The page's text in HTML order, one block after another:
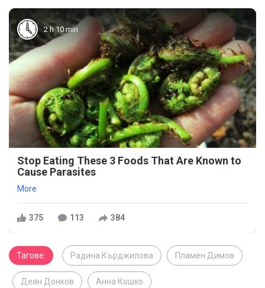
2 h 10 min
Stop Eating These 3 Foods That Are Known to
Cause Parasites
More
375 113 384
Тагове: Радина Кърджилова Пламен Димов
Деян Донков Анна Кошко